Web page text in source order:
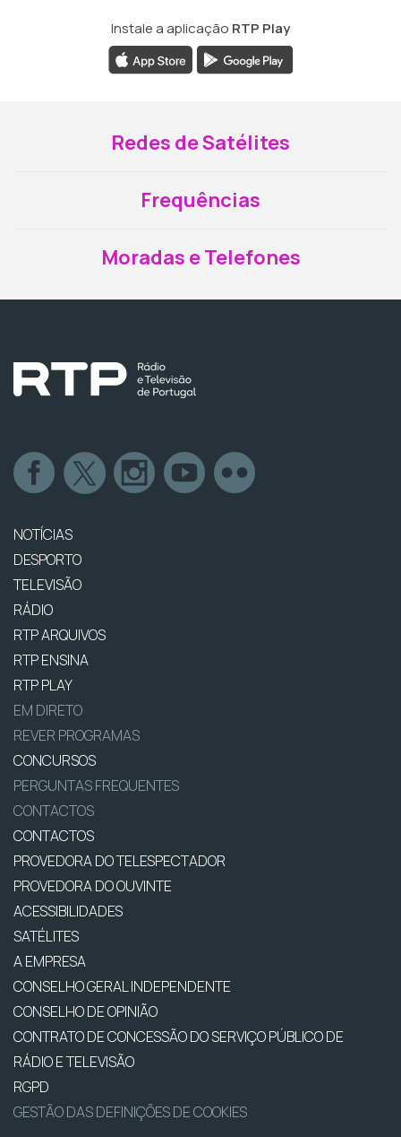
Instale a aplicação RTP Play
Redes de Satélites
Frequências
Moradas e Telefones
NOTÍCIAS
DESPORTO
TELEVISÃO
RÁDIO
RTP ARQUIVOS
RTP ENSINA
RTP PLAY
EM DIRETO
REVER PROGRAMAS
CONCURSOS
PERGUNTAS FREQUENTES
CONTACTOS
CONTACTOS
PROVEDORA DO TELESPECTADOR
PROVEDORA DO OUVINTE
ACESSIBILIDADES
SATÉLITES
A EMPRESA
CONSELHO GERAL INDEPENDENTE
CONSELHO DE OPINIÃO
CONTRATO DE CONCESSÃO DO SERVIÇO PÚBLICO DE
RÁDIO E TELEVISÃO
RGPD
GESTÃO DAS DEFINIÇÕES DE COOKIES